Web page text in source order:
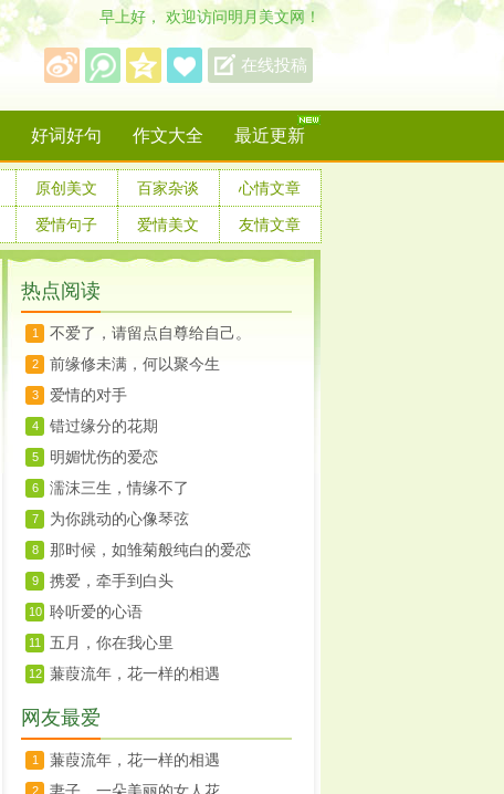
早上好， 欢迎访问明月美文网！
保存到桌面
在线投稿
好词好句 作文大全 最近更新
原创美文 百家杂谈 心情文章
爱情句子 爱情美文 友情文章
热点阅读
1 不爱了，请留点自尊给自己。
2 前缘修未满，何以聚今生
3 爱情的对手
4 错过缘分的花期
5 明媚忧伤的爱恋
6 濡沫三生，情缘不了
7 为你跳动的心像琴弦
8 那时候，如雏菊般纯白的爱恋
9 携爱，牵手到白头
10 聆听爱的心语
11 五月，你在我心里
12 蒹葭流年，花一样的相遇
网友最爱
1 蒹葭流年，花一样的相遇
2